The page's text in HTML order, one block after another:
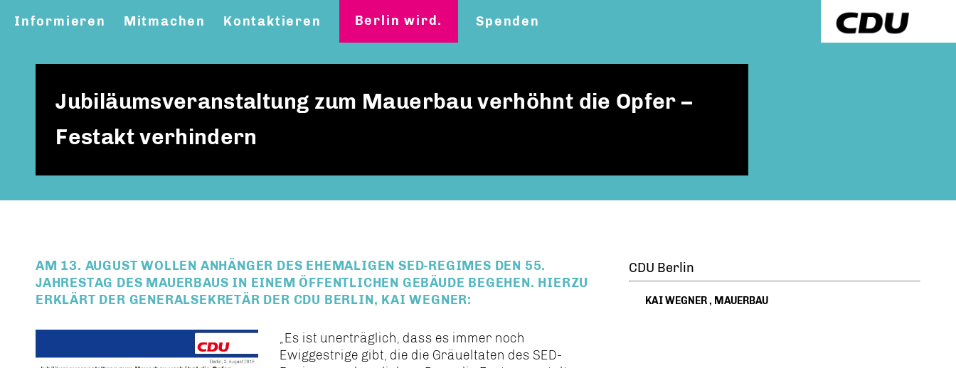
Informieren Mitmachen Kontaktieren Berlin wird. Spenden
Jubiläumsveranstaltung zum Mauerbau verhöhnt die Opfer –
Festakt verhindern
AM 13. AUGUST WOLLEN ANHÄNGER DES EHEMALIGEN SED-REGIMES DEN 55.
JAHRESTAG DES MAUERBAUS IN EINEM ÖFFENTLICHEN GEBÄUDE BEGEHEN. HIERZU
ERKLÄRT DER GENERALSEKRETÄR DER CDU BERLIN, KAI WEGNER:
Es ist unerträglich, dass es immer noch
Ewiggestrige gibt, die die Gräueltaten des SED-
CDU Berlin
KAI WEGNER, MAUERBAU